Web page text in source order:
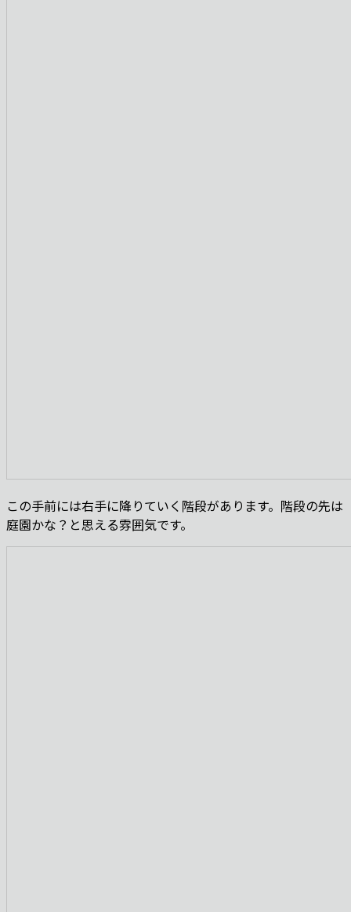
この手前には右手に降りていく階段があります。階段の先は
庭園かな？と思える雰囲気です。